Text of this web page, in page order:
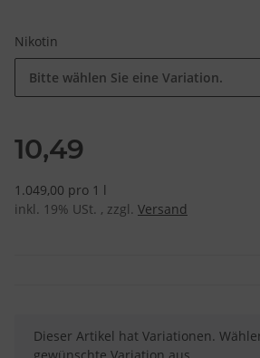
Nikotin
Bitte wählen Sie eine Variation.
10,49
1.049,00 pro 1 l
inkl. 19% USt. , zzgl. Versand
x
Dieser Artikel hat Variationen.